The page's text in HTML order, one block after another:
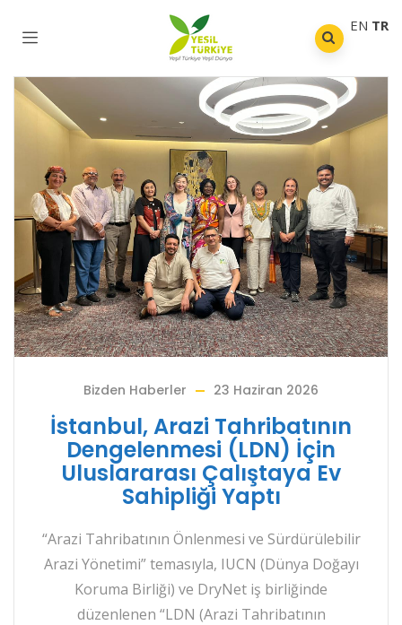
Bizden Haberler 23 Haziran 2026
İstanbul, Arazi Tahribatının
Dengelenmesi (LDN) İçin
Uluslararası Çalıştaya Ev
Sahipliği Yaptı
“Arazi Tahribatının Önlenmesi ve Sürdürülebilir
Arazi Yönetimi” temasıyla, IUCN (Dünya Doğayı
Koruma Birliği) ve DryNet iş birliğinde
düzenlenen “LDN (Arazi Tahribatının
EN TR